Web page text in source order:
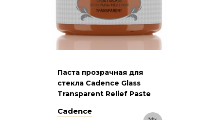
Паста прозрачная для
стекла Cadence Glass
Transparent Relief Paste
150 мл
Cadence